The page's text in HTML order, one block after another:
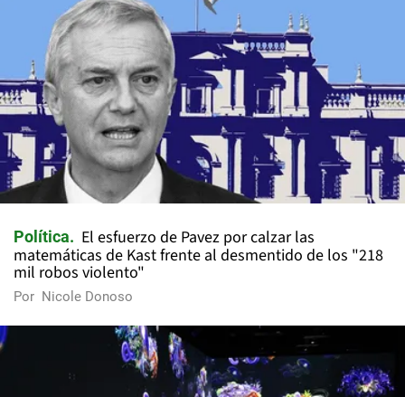
Política
El esfuerzo de Pavez por calzar las
matemáticas de Kast frente al desmentido de los "218
mil robos violento"
Por Nicole Donoso